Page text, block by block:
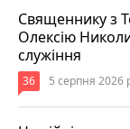
Священнику з
Олексію
служіння
36 5 серпня 2026